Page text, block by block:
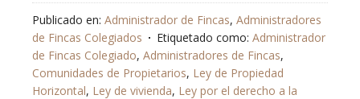
Publicado en: Administrador de Fincas, Administradores
de Fincas Colegiados
Etiquetado como: Administrador
de Fincas Colegiado, Administradores de Fincas,
Comunidades de Propietarios, Ley de Propiedad
Horizontal, Ley de vivienda, Ley por el derecho a la